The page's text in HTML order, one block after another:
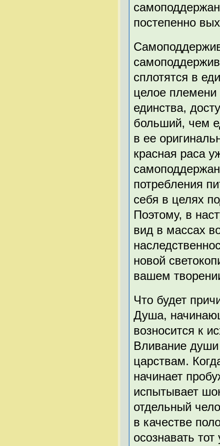
постепенно
сплотятся в
целое
единства,
больший, чем
в ее
красная раса
потребления
себя в целях
Поэтому, в
вид в массах
новой
вашем
Что будет
Душа,
возносится к
Вливание
царствам.
начинает
испытывает
отдельный
в качестве
осознавать